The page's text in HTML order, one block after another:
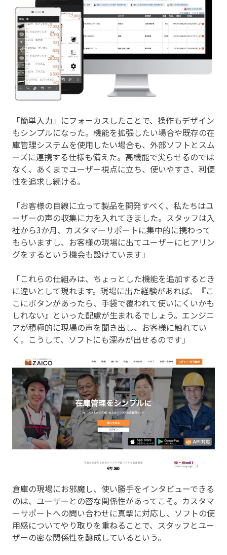
「簡単入力」にフォーカスしたことで、操作もデザイン
もシンプルになった。機能を拡張したい場合や既存の在
庫管理システムを使用したい場合も、外部ソフトとスム
ーズに連携する仕様も備えた。高機能で尖らせるのでは
なく、あくまでユーザー視点に立ち、使いやすさ、利便
性を追求し続ける。
「お客様の目線に立って製品を開発すべく、私たちはユ
ーザーの声の収集に力を入れてきました。スタッフは入
社から3か月、カスタマーサポートに集中的に携わって
もらいますし、お客様の現場に出てユーザーにヒアリン
グをするという機会も設けています」
「これらの仕組みは、ちょっとした機能を追加するとき
に違いとして現れます。現場に出た経験があれば、『こ
こにボタンがあったら、手袋で覆われて使いにくいかも
しれない』といった配慮が生まれるでしょう。エンジニ
アが積極的に現場の声を聞き出し、お客様に触れてい
く。こうして、ソフトにも深みが出せるのです」
倉庫の現場にお邪魔し、使い勝手をインタビューできる
のは、ユーザーとの密な関係性があってこそ。カスタマ
ーサポートへの問い合わせに真摯に対応し、ソフトの使
用感についてやり取りを重ねることで、スタッフとユー
ザーの密な関係性を醸成しているという。